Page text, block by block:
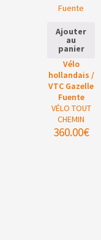
Ajouter
au
panier
Vélo
hollandais /
VTC Gazelle
Fuente
VÉLO TOUT
CHEMIN
360.00€